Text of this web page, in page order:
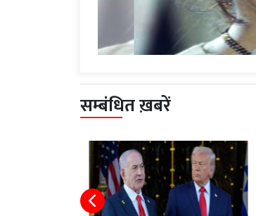
सम्बंधित ख़बरें